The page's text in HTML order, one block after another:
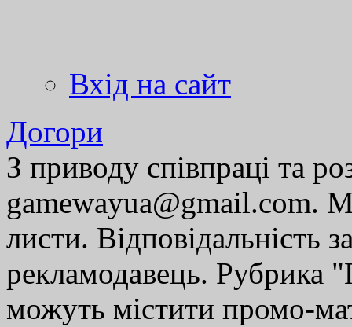
Вхід на сайт
Догори
З приводу співпраці та
gamewayua@gmail.com.
листи. Відповідальність
рекламодавець. Рубрика
можуть містити промо-